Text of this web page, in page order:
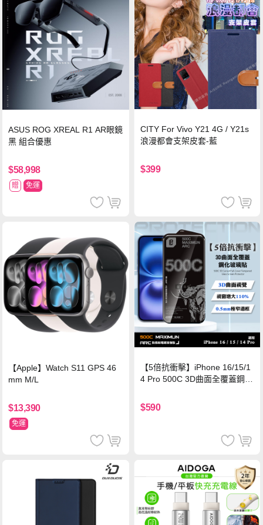
ASUS ROG XREAL R1 AR眼鏡
黑 組合優惠
$58,998
贈 免運
CITY For Vivo Y21 4G / Y21s
浪漫都會支架皮套-藍
$399
【Apple】Watch S11 GPS 46
mm M/L
$13,390
免運
【5倍抗衝擊】iPhone 16/15/1
4 Pro 500C 3D曲面全覆蓋鋼化
保護貼
$590